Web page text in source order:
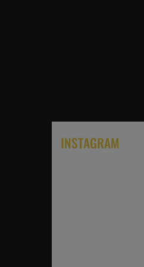
INSTAGRAM